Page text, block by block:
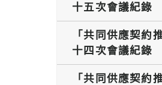
十五次會議紀錄
「共同供應契約
十四次會議紀錄
「共同供應契約